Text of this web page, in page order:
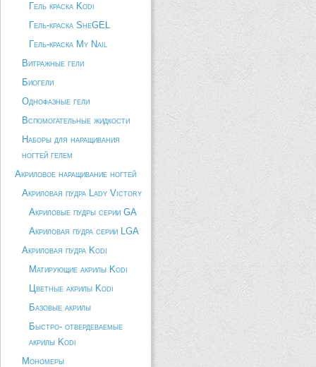
Гель краска Kodi
Гель-краска SheGEL
Гель-краска My Nail
Витражные гели
Биогели
Однофазные гели
Вспомогательные жидкости
Наборы для наращивания
ногтей гелем
Акриловое наращивание ногтей
Акриловая пудра Lady Victory
Акриловые пудры серии GA
Акриловая пудра серии LGA
Акриловая пудра Kodi
Матирующие акрилы Kodi
Цветные акрилы Kodi
Базовые акрилы
Быстро- отвердеваемые
акрилы Kodi
Мономеры